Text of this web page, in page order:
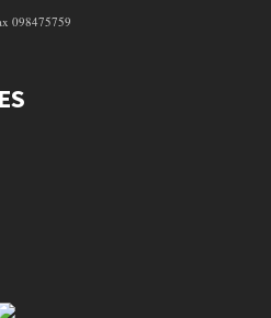
098475759